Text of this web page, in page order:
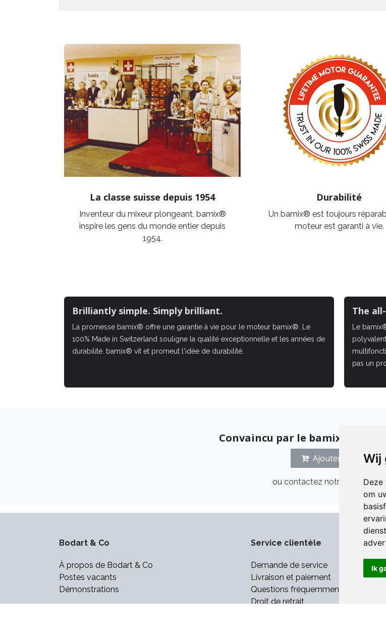
Wij
om
Ik
La classe suisse depuis 1954
Inventeur du mixeur plongeant, bamix®
inspire les gens du monde entier depuis
1954.
Durabilité
Un bamix® est toujours
moteur est garanti à vie.
Brilliantly simple. Simply brilliant.
La promesse bamix® offre une garantie à vie pour le moteur bamix®. Le
100% Made in Switzerland souligne la qualité exceptionnelle et les années de
durabilité. bamix® vit et promeut l'idée de durabilité.
The
Le
pas un
Convaincu par le bamix®
Ajouter au panier
ou contactez notre équipe de
Bodart & Co
À propos de Bodart & Co
Postes vacants
Démonstrations
Service clientèle
Demande de service
Livraison et paiement
Questions fréquemment posées
Droit de retrait